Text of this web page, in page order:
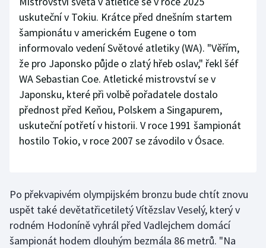
uskuteční v Tokiu. Krátce před dnešním startem
šampionátu v americkém Eugene o tom
informovalo vedení Světové atletiky (WA). "Věřím,
že pro Japonsko půjde o zlatý hřeb oslav," řekl šéf
WA Sebastian Coe. Atletické mistrovství se v
Japonsku, které při volbě pořadatele dostalo
přednost před Keňou, Polskem a Singapurem,
uskuteční potřetí v historii. V roce 1991 šampionát
hostilo Tokio, v roce 2007 se závodilo v Ósace.
Po překvapivém olympijském bronzu bude chtít znovu
uspět také devětatřicetiletý Vítězslav Veselý, který v
rodném Hodoníně vyhrál před Vadlejchem domácí
šampionát hodem dlouhým bezmála 86 metrů. "Na